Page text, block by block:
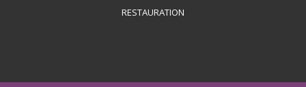
RESTAURATION